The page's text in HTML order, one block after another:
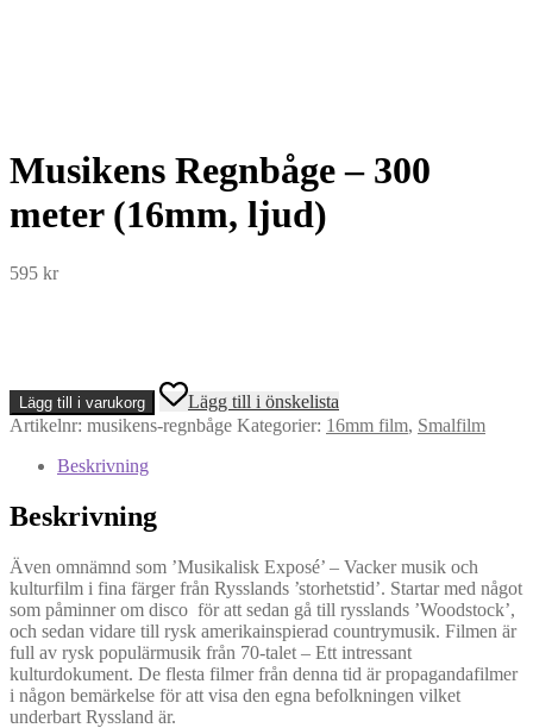
Musikens Regnbåge – 300
meter (16mm, ljud)
595 kr
Musikens
Regnbåge
-
meter
ljud)
Lägg till i varukorg
Lägg till i önskelista
Artikelnr: musikens-regnbåge Kategorier: 16mm film, Smalfilm
Beskrivning
Beskrivning
Även omnämnd som ’Musikalisk Exposé’ – Vacker musik och
kulturfilm i fina färger från Rysslands ’storhetstid’. Startar med något
som påminner om disco för att sedan gå till rysslands ’Woodstock’,
och sedan vidare till rysk amerikainspierad countrymusik. Filmen är
full av rysk populärmusik från 70-talet – Ett intressant
kulturdokument. De flesta filmer från denna tid är propagandafilmer
i någon bemärkelse för att visa den egna befolkningen vilket
underbart Ryssland är.